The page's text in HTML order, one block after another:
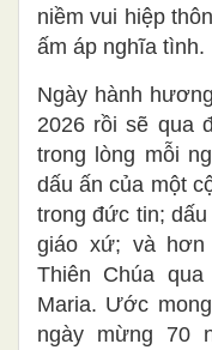
niềm vui hiệp
ấm áp nghĩa tình.
Ngày hành
2026 rồi sẽ qua
trong lòng mỗi
dấu ấn của một
trong đức tin;
giáo xứ; và
Thiên Chúa
Maria. Ước
ngày mừng 70